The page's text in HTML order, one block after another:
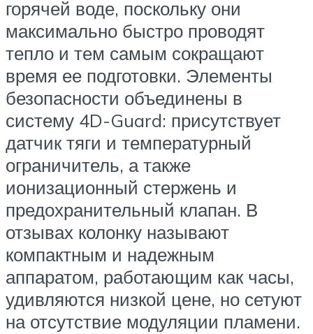
горячей воде, поскольку они
максимально быстро проводят
тепло и тем самым сокращают
время ее подготовки. Элементы
безопасности объединены в
систему 4D-Guard: присутствует
датчик тяги и температурный
ограничитель, а также
ионизационный стержень и
предохранительный клапан. В
отзывах колонку называют
компактным и надежным
аппаратом, работающим как часы,
удивляются низкой цене, но сетуют
на отсутствие модуляции пламени.